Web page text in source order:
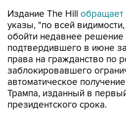
Издание The Hill обращает
указы, "по всей
обойти недавнее решение
подтвердившего в июне
права на гражданство по
заблокировавшего
автоматическое
Трампа, изданный в
президентского срока.